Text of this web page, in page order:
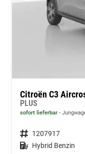
Citroën C3
PLUS
sofort lieferbar
Fahrzeugnummer 1207917
Kraftstoff Hybrid Benzin